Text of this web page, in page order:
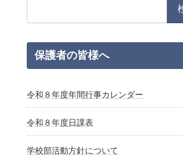
保護者の皆様へ
令和８年度年間行事カレンダー
令和８年度日課表
学校部活動方針について